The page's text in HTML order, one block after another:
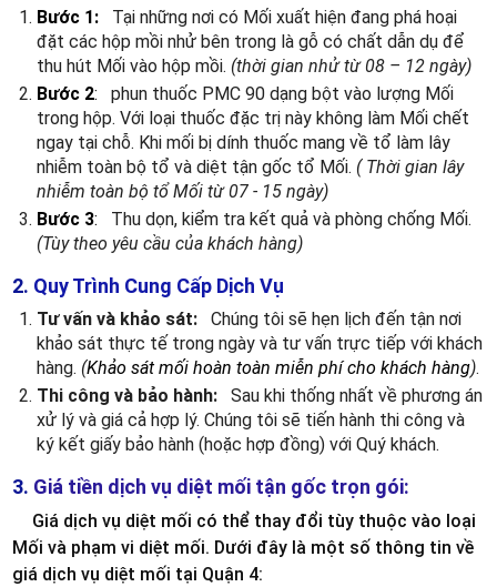
Bước 1: Tại những nơi có Mối xuất hiện đang phá hoại
đặt các hộp mồi nhử bên trong là gỗ có chất dẫn dụ để
thu hút Mối vào hộp mồi. (thời gian nhử từ 08 – 12 ngày)
Bước 2: phun thuốc PMC 90 dạng bột vào lượng Mối
trong hộp. Với loại thuốc đặc trị này không làm Mối chết
ngay tại chỗ. Khi mối bị dính thuốc mang về tổ làm lây
nhiễm toàn bộ tổ và diệt tận gốc tổ Mối. ( Thời gian lây
nhiễm toàn bộ tổ Mối từ 07 - 15 ngày)
Bước 3:
Thu dọn, kiểm tra kết quả và phòng chống Mối.
(Tùy theo yêu cầu của khách hàng)
2. Quy Trình Cung Cấp Dịch Vụ
Tư vấn và khảo sát: Chúng tôi sẽ hẹn lịch đến tận nơi
khảo sát thực tế trong ngày và tư vấn trực tiếp với khách
hàng. (Khảo sát mối hoàn toàn miễn phí cho khách hàng).
Thi công và bảo hành: Sau khi thống nhất về phương án
xử lý và giá cả hợp lý. Chúng tôi sẽ tiến hành thi công và
ký kết giấy bảo hành (hoặc hợp đồng) với Quý khách.
3. Giá tiền dịch vụ diệt mối tận gốc trọn gói:
Giá dịch vụ diệt mối có thể thay đổi tùy thuộc vào loại
Mối và phạm vi diệt mối. Dưới đây là một số thông tin về
giá dịch vụ diệt mối tại Quận 4: